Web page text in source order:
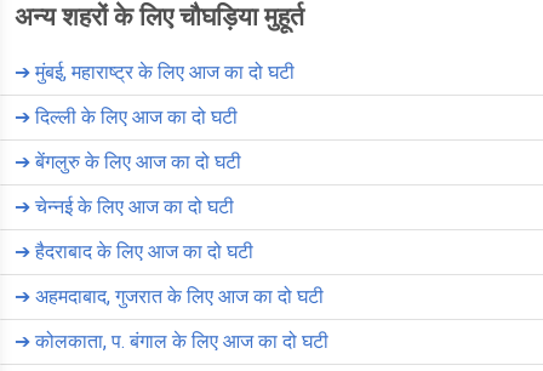
अन्य शहरों के लिए चौघड़िया मुहूर्त
➔मुंबई, महाराष्ट्र के लिए आज का दो घटी
➔दिल्ली के लिए आज का दो घटी
➔बेंगलुरु के लिए आज का दो घटी
➔चेन्नई के लिए आज का दो घटी
➔हैदराबाद के लिए आज का दो घटी
➔ अहमदाबाद, गुजरात के लिए आज का दो घटी
➔कोलकाता, प. बंगाल के लिए आज का दो घटी